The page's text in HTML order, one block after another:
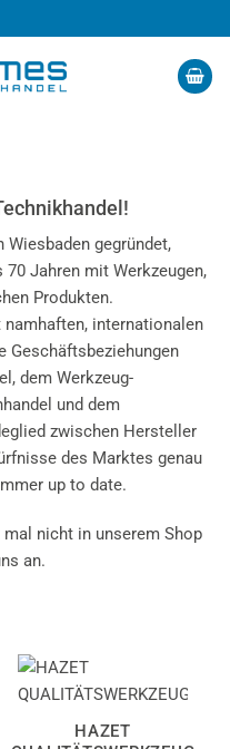
gegründet,
Jahren mit Werkzeugen,
Produkten.
internationalen
Geschäftsbeziehungen
dem Werkzeug-
und dem
zwischen Hersteller
des Marktes genau
up to date.
nicht in unserem Shop
an.
HAZET